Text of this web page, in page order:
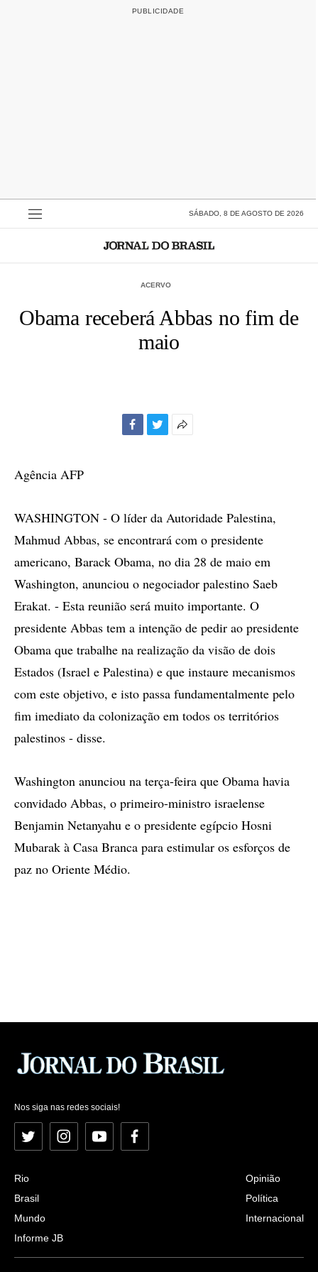
SÁBADO, 8 DE AGOSTO DE 2026
ACERVO
Obama receberá Abbas no fim de
maio
Agência AFP
WASHINGTON - O líder da Autoridade Palestina,
Mahmud Abbas, se encontrará com o presidente
americano, Barack Obama, no dia 28 de maio em
Washington, anunciou o negociador palestino Saeb
Erakat. - Esta reunião será muito importante. O
presidente Abbas tem a intenção de pedir ao presidente
Obama que trabalhe na realização da visão de dois
Estados (Israel e Palestina) e que instaure mecanismos
com este objetivo, e isto passa fundamentalmente pelo
fim imediato da colonização em todos os territórios
palestinos - disse.
Washington anunciou na terça-feira que Obama havia
convidado Abbas, o primeiro-ministro israelense
Benjamin Netanyahu e o presidente egípcio Hosni
Mubarak à Casa Branca para estimular os esforços de
paz no Oriente Médio.
Nos siga nas redes sociais!
Twitter InstagramYouTubeFacebook
Rio
Brasil
Mundo
Informe JB
Opinião
Política
Internacional